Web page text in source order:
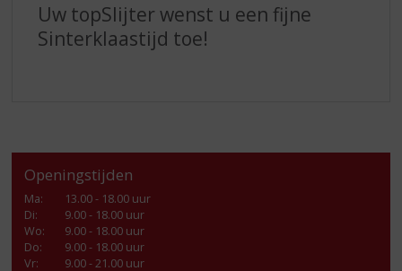
Uw topSlijter wenst u een fijne
Sinterklaastijd toe!
Openingstijden
Ma:
13.00 - 18.00 uur
Di:
9.00 - 18.00 uur
Wo:
9.00 - 18.00 uur
Do:
9.00 - 18.00 uur
Vr:
9.00 - 21.00 uur